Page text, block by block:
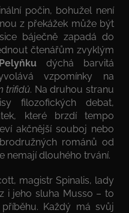
počin, bohužel není
z překážek může být
báječně zapadá do
čtenářům zvyklým
dýchá barvitá
vzpomínky na
trifidů. Na druhou stranu
filozofických debat,
které brzdí tempo
akčnější souboj nebo
románů od
nemají dlouhého trvání.
magistr Spinalis, lady
i jeho sluha Musso – to
Každý má svůj